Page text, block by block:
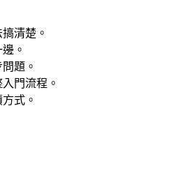
清楚。
。
題。
門流程。
式。